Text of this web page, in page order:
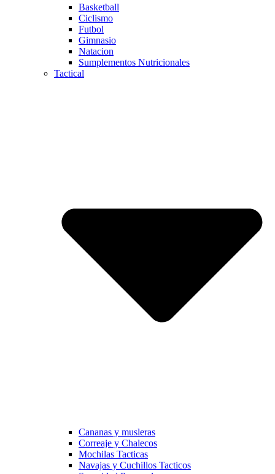
Basketball
Ciclismo
Futbol
Gimnasio
Natacion
Sumplementos Nutricionales
Tactical
Cananas y musleras
Correaje y Chalecos
Mochilas Tacticas
Navajas y Cuchillos Tacticos